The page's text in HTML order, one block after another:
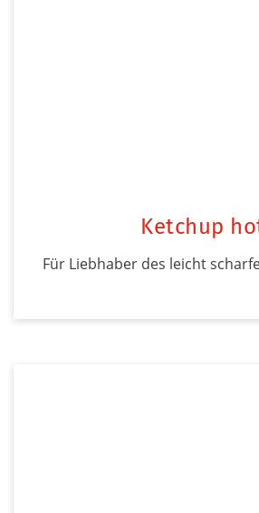
Ketchup
Für Liebhaber des leicht